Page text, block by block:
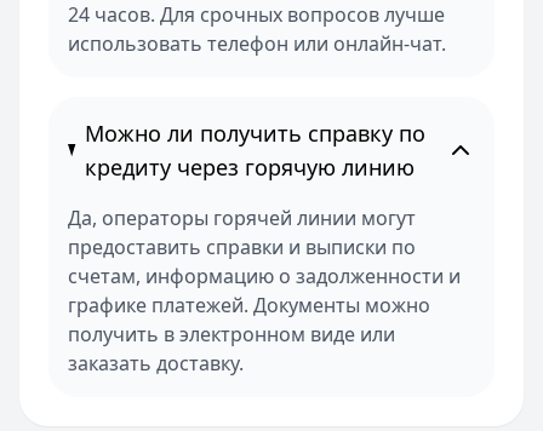
24 часов. Для срочных вопросов лучше
использовать телефон или онлайн-чат.
Можно ли получить справку по
кредиту через горячую линию
Да, операторы горячей линии могут
предоставить справки и выписки по
счетам, информацию о задолженности и
графике платежей. Документы можно
получить в электронном виде или
заказать доставку.